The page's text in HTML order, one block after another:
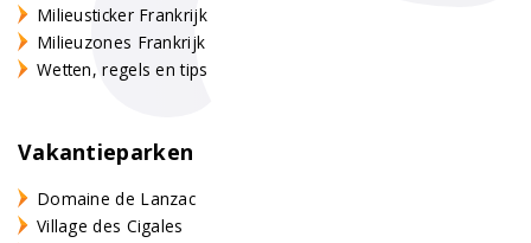
Milieusticker Frankrijk
Milieuzones Frankrijk
Wetten, regels en tips
Vakantieparken
Domaine de Lanzac
Village des Cigales